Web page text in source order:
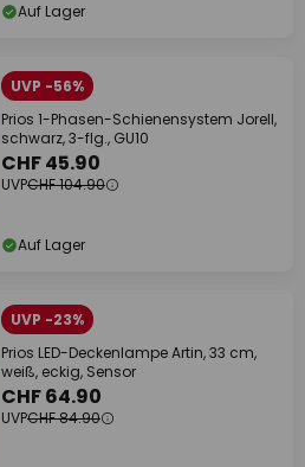
Auf Lager
UVP -56%
Prios 1-Phasen-Schienensystem Jorell,
schwarz, 3-flg., GU10
CHF 45.90
UVPCHF 104.90
Auf Lager
UVP -23%
Prios LED-Deckenlampe Artin, 33 cm,
weiß, eckig, Sensor
CHF 64.90
UVPCHF 84.90